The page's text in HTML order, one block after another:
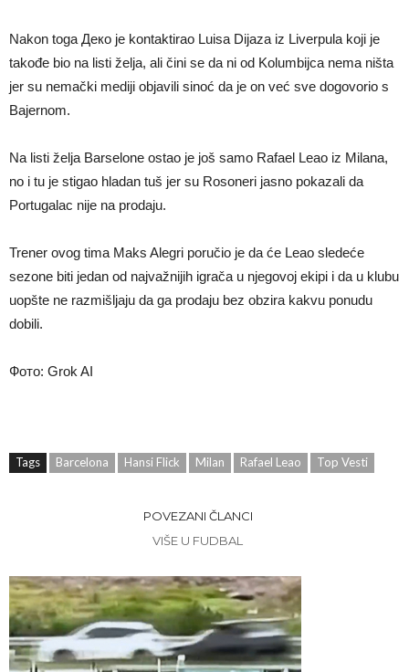
Nakon toga Деко je kontaktirao Luisa Dijaza iz Liverpula koji je
takođe bio na listi želja, ali čini se da ni od Kolumbijca nema ništa
jer su nemački mediji objavili sinoć da je on već sve dogovorio s
Bajernom.
Na listi želja Barselone ostao je još samo Rafael Leao iz Milana,
no i tu je stigao hladan tuš jer su Rosoneri jasno pokazali da
Portugalac nije na prodaju.
Trener ovog tima Maks Alegri poručio je da će Leao sledeće
sezone biti jedan od najvažnijih igrača u njegovoj ekipi i da u klubu
uopšte ne razmišljaju da ga prodaju bez obzira kakvu ponudu
dobili.
Фото: Grok AI
Tags Barcelona Hansi Flick Milan Rafael Leao Top Vesti
POVEZANI ČLANCI
VIŠE U FUDBAL